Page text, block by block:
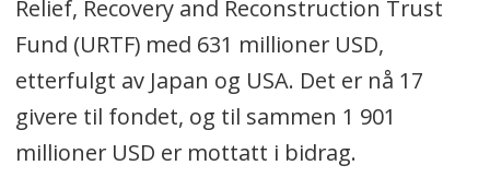
Relief, Recovery and Reconstruction Trust
Fund (URTF) med 631 millioner USD,
etterfulgt av Japan og USA. Det er nå 17
givere til fondet, og til sammen 1 901
millioner USD er mottatt i bidrag.